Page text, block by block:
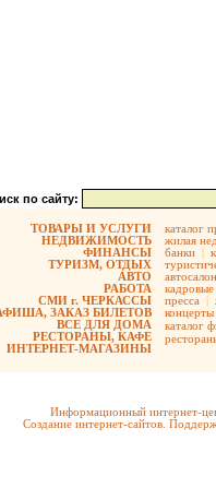
по сайту:
ТОВАРЫ И УСЛУГИ
НЕДВИЖИМОСТЬ
ФИНАНСЫ
ТУРИЗМ, ОТДЫХ
АВТО
РАБОТА
СМИ г. ЧЕРКАССЫ
ЗАКАЗ БИЛЕТОВ
ВСЕ ДЛЯ ДОМА
РЕСТОРАНЫ, КАФЕ
ИНТЕРНЕТ-МАГАЗИНЫ
каталог
жилая
банки |
кадровые
пресса |
концерты
каталог
Информационный интернет-
Создание интернет-сайтов.